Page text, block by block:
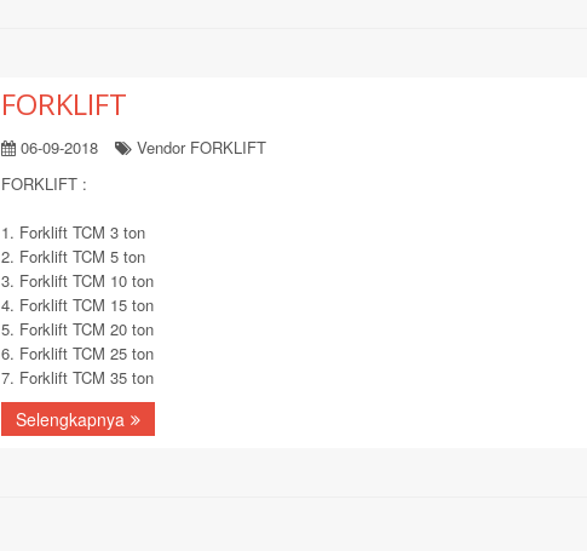
FORKLIFT
06-09-2018
Vendor FORKLIFT
FORKLIFT :
1. Forklift TCM 3 ton
2. Forklift TCM 5 ton
3. Forklift TCM 10 ton
4. Forklift TCM 15 ton
5. Forklift TCM 20 ton
6. Forklift TCM 25 ton
7. Forklift TCM 35 ton
Selengkapnya